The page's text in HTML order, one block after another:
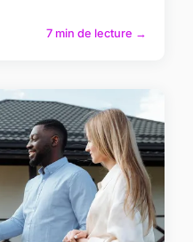
7 min de lecture →